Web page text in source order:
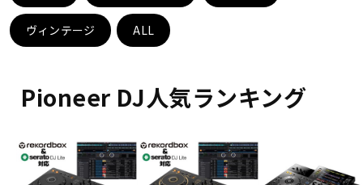
キーボード 電子ピアノ
管楽器 その他楽器
ヴィンテージ ALL
Pioneer DJ人気ランキング